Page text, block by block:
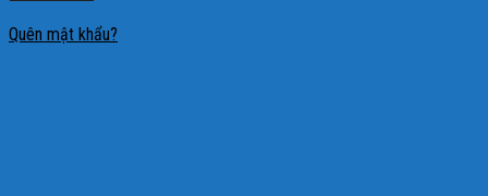
Quên mật khẩu?